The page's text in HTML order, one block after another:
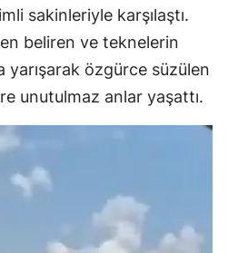
sakinleriyle karşılaştı.
beliren ve teknelerin
yarışarak özgürce süzülen
unutulmaz anlar yaşattı.